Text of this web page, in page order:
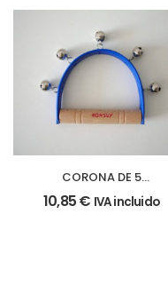
CORONA DE 5
CASCABELES
10,85€ IVA incluido